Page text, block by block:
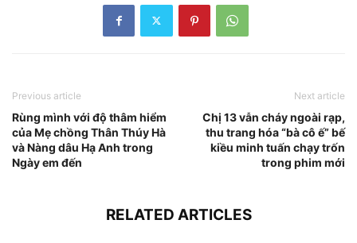
Previous article
Rùng mình với độ thâm hiểm
của Mẹ chồng Thân Thúy Hà
và Nàng dâu Hạ Anh trong
Ngày em đến
Next article
Chị 13 vẫn cháy ngoài rạp,
thu trang hóa “bà cô ế” bế
kiều minh tuấn chạy trốn
trong phim mới
RELATED ARTICLES